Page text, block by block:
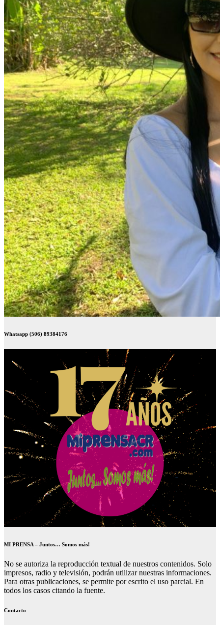
Whatsapp (506) 89384176
MI PRENSA – Juntos… Somos más!
No se autoriza la reproducción textual de nuestros contenidos. Solo
impresos, radio y televisión, podrán utilizar nuestras informaciones.
Para otras publicaciones, se permite por escrito el uso parcial. En
todos los casos citando la fuente.
Contacto